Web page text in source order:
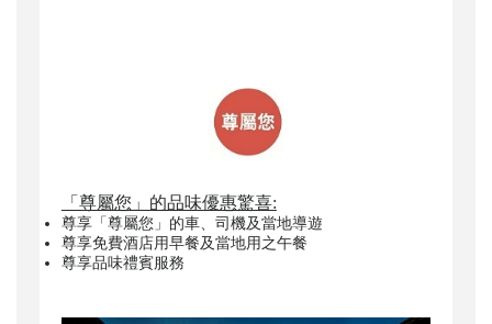
「尊屬您」的品味優惠驚喜:
尊享「尊屬您」的車、司機及當地導遊
尊享免費酒店用早餐及當地用之午餐
尊享品味禮賓服務